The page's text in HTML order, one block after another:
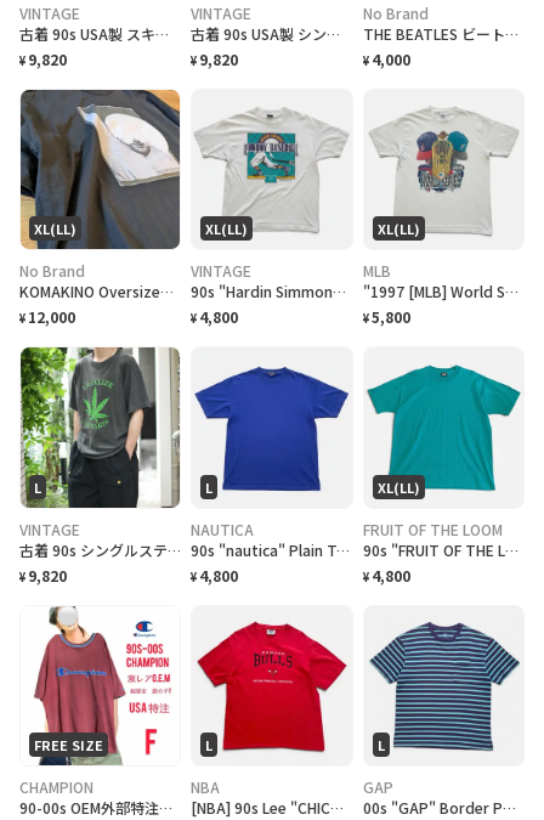
VINTAGE
古着 90s USA製 スキーリゾート スーベニアTシャツ プリントTシャツ 黒
¥ 9,820
VINTAGE
古着 90s USA製 シングルステッチ ビール プロモーション Tシャツ
¥ 9,820
No Brand
THE BEATLES ビートルズ バンドTシャツ
¥ 4,000
XL(LL)
No Brand
KOMAKINO Oversized T-Shirt
¥ 12,000
XL(LL)
VINTAGE
90s "Hardin Simmons University Cowboy Baseball" T-Shirt ハーディン シモンズ大学 カウボーイズベースボール Tシャツ [XL]
¥ 4,800
XL(LL)
MLB
"1997 [MLB] World Series Cleveland Indians vs Florida Marlins" T-Shirt [XL]
¥5,800
L
VINTAGE
古着 90s シングルステッチ 大麻合法化運動 プリントTシャツ フェード
¥ 9,820
L
NAUTICA
90s "nautica" Plain T-Shirt ノーティカ 無地Tシャツ [L]
¥ 4,800
XL(LL)
FRUIT OF THE LOOM
90s "FRUIT OF THE LOOM BEST" Plain T-Shirt フルーツオブザルーム無地Tシャツ [XL]
¥ 4,800
FREE SIZE
CHAMPION
90-00s OEM外部特注、チャンピオン、刺繍ロゴ鹿子ヘビーウェイトT F フェード
L
NBA
[NBA] 90s Lee "CHICAGO BULLS" embroidered Logo T-Shirt シカゴブルズ Tシャツ [L]
L
GAP
00s "GAP" Border Pocket T-Shirts ギャップ ボーダー ポケットTシャツ [L]